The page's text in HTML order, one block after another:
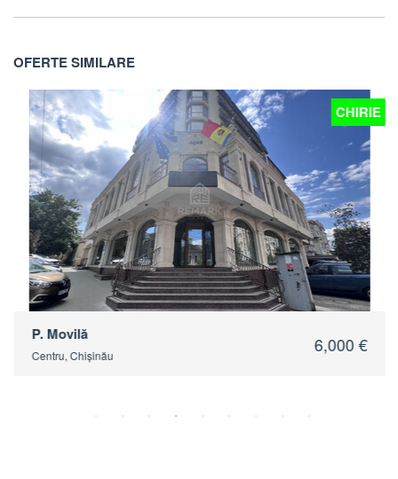
OFERTE SIMILARE
CHIRIE
P. Movilă
Centru, Chișinău 6,000 €